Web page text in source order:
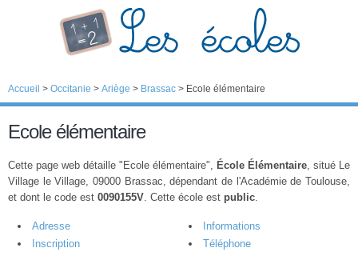
Accueil > Occitanie > Ariège > Brassac > Ecole élémentaire
Ecole élémentaire
Cette page web détaille "Ecole élémentaire", École Élémentaire, situé Le
Village le Village, 09000 Brassac, dépendant de l'Académie de Toulouse,
et dont le code est 0090155V. Cette école est public.
Adresse
Informations
Inscription
Téléphone